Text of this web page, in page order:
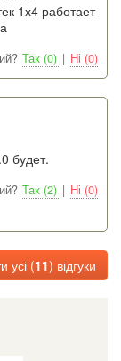
1х4 работает
Так (0) | Ні (0)
будет.
Так (2) | Ні (0)
усі (11) відгуки